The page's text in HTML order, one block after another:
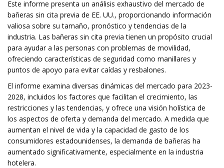
Este informe presenta un análisis exhaustivo del mercado de
bañeras sin cita previa de EE. UU., proporcionando información
valiosa sobre su tamaño, pronóstico y tendencias de la
industria. Las bañeras sin cita previa tienen un propósito crucial
para ayudar a las personas con problemas de movilidad,
ofreciendo características de seguridad como manillares y
puntos de apoyo para evitar caídas y resbalones.
El informe examina diversas dinámicas del mercado para 2023-
2028, incluidos los factores que facilitan el crecimiento, las
restricciones y las tendencias, y ofrece una visión holística de
los aspectos de oferta y demanda del mercado. A medida que
aumentan el nivel de vida y la capacidad de gasto de los
consumidores estadounidenses, la demanda de bañeras ha
aumentado significativamente, especialmente en la industria
hotelera.